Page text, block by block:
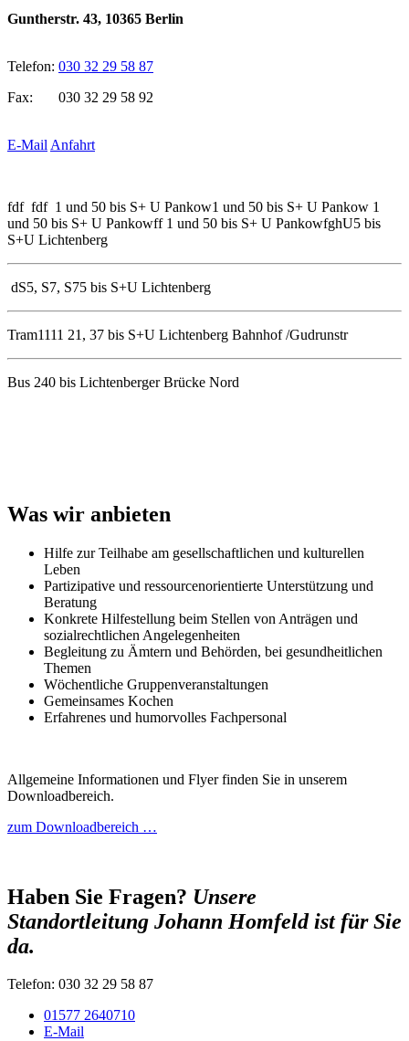
Guntherstr. 43, 10365 Berlin
Telefon: 030 32 29 58 87
Fax: 030 32 29 58 92
E-Mail Anfahrt
fdf fdf 1 und 50 bis S+ U Pankow1 und 50 bis S+ U Pankow 1
und 50 bis S+ U Pankowff 1 und 50 bis S+ U PankowfghU5 bis
S+U Lichtenberg
dS5, S7, S75 bis S+U Lichtenberg
Tram1111 21, 37 bis S+U Lichtenberg Bahnhof /Gudrunstr
Bus 240 bis Lichtenberger Brücke Nord
Was wir anbieten
Hilfe zur Teilhabe am gesellschaftlichen und kulturellen
Leben
Partizipative und ressourcenorientierte Unterstützung und
Beratung
Konkrete Hilfestellung beim Stellen von Anträgen und
sozialrechtlichen Angelegenheiten
Begleitung zu Ämtern und Behörden, bei gesundheitlichen
Themen
Wöchentliche Gruppenveranstaltungen
Gemeinsames Kochen
Erfahrenes und humorvolles Fachpersonal
Allgemeine Informationen und Flyer finden Sie in unserem
Downloadbereich.
zum Downloadbereich …
Haben Sie Fragen? Unsere
Standortleitung Johann Homfeld ist für Sie
da.
Telefon: 030 32 29 58 87
01577 2640710
E-Mail